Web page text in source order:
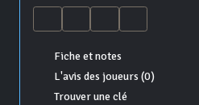
Fiche et notes
L'avis des joueurs (0)
Trouver une clé